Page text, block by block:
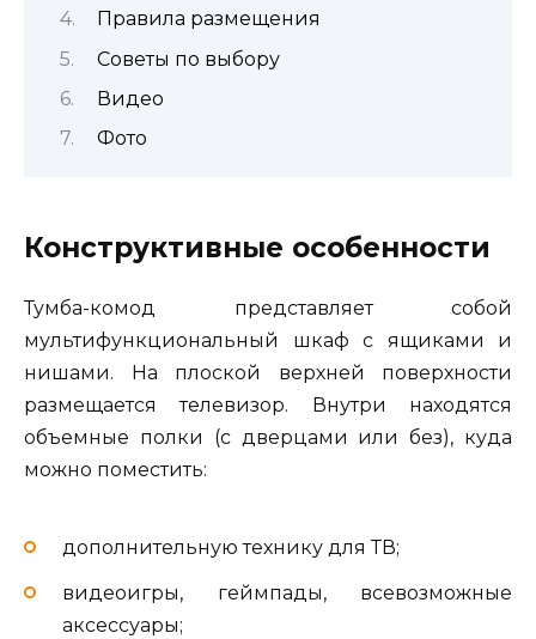
Правила размещения
Советы по выбору
Видео
Фото
Конструктивные особенности
Тумба-комод представляет собой
мультифункциональный шкаф с ящиками и
нишами. На плоской верхней поверхности
размещается телевизор. Внутри находятся
объемные полки (с дверцами или без), куда
можно поместить:
дополнительную технику для ТВ;
видеоигры, геймпады, всевозможные
аксессуары;